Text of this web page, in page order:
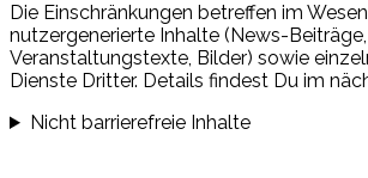
Die Einschränkungen betreffen im
nutzergenerierte Inhalte (News-Beiträge,
Veranstaltungstexte, Bilder) sowie
Dienste Dritter. Details findest Du im
Nicht barrierefreie Inhalte